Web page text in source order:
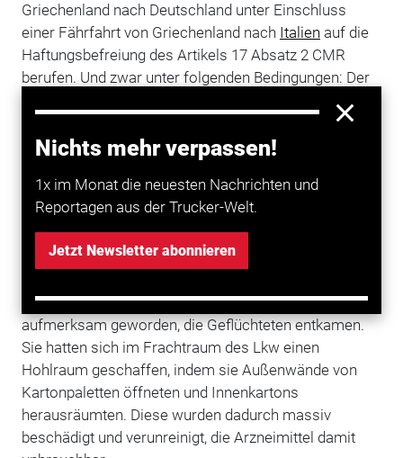
Nichts mehr verpassen!
1x im Monat die neuesten Nachrichten und
Reportagen aus der Trucker-Welt.
Jetzt Newsletter abonnieren
Griechenland nach Deutschland unter Einschluss
einer Fährfahrt von Griechenland nach Italien auf die
Haftungsbefreiung des Artikels 17 Absatz 2 CMR
berufen. Und zwar unter folgenden Bedingungen: Der
Türschlosses des Aufliegers, der Fahrer des Lkw
Fahrzeug bleiben, der Zutritt zu den Parkdecks
während der Überfahrt war untersagt. Dem Fahrer - er
sagte vor Gericht als Zeuge aus - wurde kein
Verschulden angelastet. Im genannten Fall hatte er
Flüchtlinge entdeckt, er war durch Klopfen
aufmerksam geworden, die Geflüchteten entkamen.
Sie hatten sich im Frachtraum des Lkw einen
Hohlraum geschaffen, indem sie Außenwände von
Kartonpaletten öffneten und Innenkartons
herausräumten. Diese wurden dadurch massiv
beschädigt und verunreinigt, die Arzneimittel damit